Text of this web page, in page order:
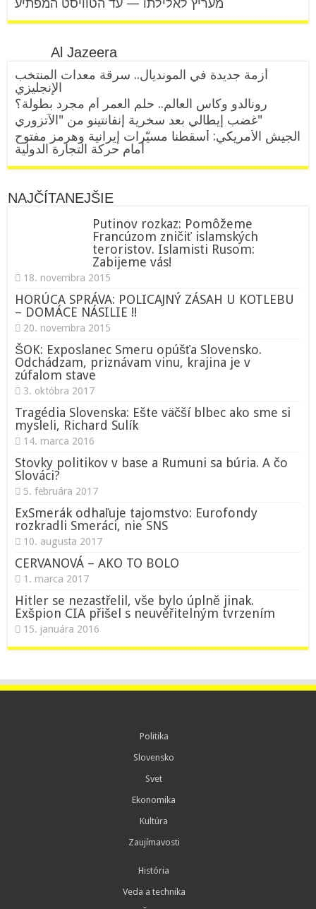
מעריץ לאלילתו — עד הטוויסט המפתיע
Al Jazeera
أزمة جديدة في المونديال.. سرقة معدات المنتخب
الإنجليزي
رونالدو وكأس العالم.. حلم العمر أم مجرد بطولة؟
غضب إيطالي بعد سخرية إنفانتينو من "الآتزوري"
الجيش الأمريكي: أسقطنا مسيّرات إيرانية وهرمز مفتوح
أمام حركة التجارة الدولية
NAJČÍTANEJŠIE
Putinov rozkaz: Pomôžeme
Francúzom zničiť islamských
teroristov. Islamisti Rusom:
Zabijeme vás!
18. novembra 2015
HORÚCA SPRÁVA: POLICAJNÝ ZÁSAH U KOTLEBU
– DOMÁCE NÁSILIE !!
20. novembra 2015
ŠOK: Exposlanec Smeru opúšťa Slovensko.
Odchádzam, priznávam vinu, krajina je v
zúfalom stave
3. októbra 2017
Tragédia Slovenska: Ešte väčší blbec ako sme si
mysleli, Richard Sulík
14. marca 2016
Stovky politikov v base a Rumuni sa búria. A čo
Slováci?
5. februára 2017
ExSmerák odhaľuje tajomstvo: Eurofondy
rozkradli Smeráci, nie SNS
10. augusta 2017
CERVANOVÁ – AKO TO BOLO
1. marca 2017
Hitler se nezastřelil, vše bylo úplně jinak.
Exšpion CIA přišel s neuvěřitelným tvrzením
15. januára 2016
Politika
Slovensko
Svet
Ekonomika
Kultúra
Zaujímavosti
História
Veda a technika